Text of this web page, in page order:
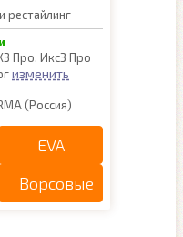
рестайлинг
Про, Икс3 Про
изменить
(Россия)
EVA
Ворсовые